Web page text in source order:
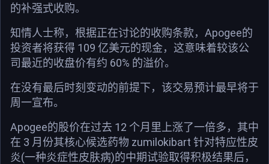
的补强式收购。
知情人士称，根据正在讨论的收购条款，Apogee的
投资者将获得 109 亿美元的现金，这意味着较该公
司最近的收盘价有约 60% 的溢价。
在没有最后时刻变动的前提下，该交易预计最早将于
周一宣布。
Apogee的股价在过去 12 个月里上涨了一倍多，其中
在 3 月份其核心候选药物 zumilokibart 针对特应性皮
炎(一种炎症性皮肤病)的中期试验取得积极结果后，